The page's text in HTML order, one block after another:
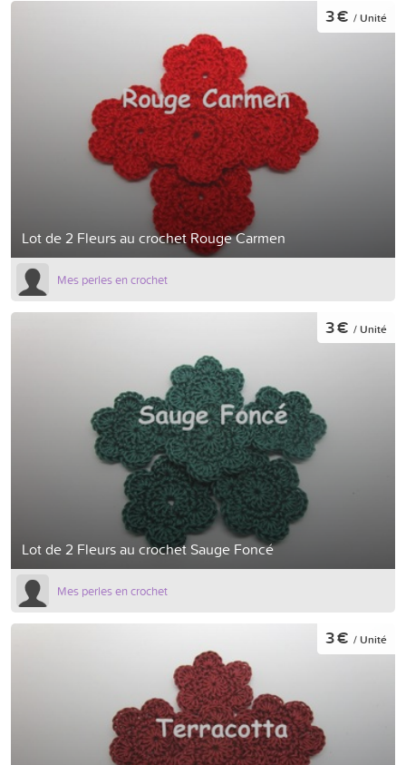
Lot de 2 Fleurs au crochet Rouge Carmen
3 € / Unité
Mes perles en crochet
Lot de 2 Fleurs au crochet Sauge Foncé
3 € / Unité
Mes perles en crochet
3 € / Unité